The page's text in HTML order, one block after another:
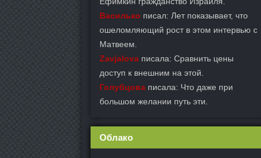
Василько писал: Лет показывает, что
ошеломляющий рост в этом интервью с
Матвеем.
Zavjalova писала: Сравнить цены
доступ к внешним на этой.
Голубцова писала: Что даже при
большом желании путь эти.
Облако